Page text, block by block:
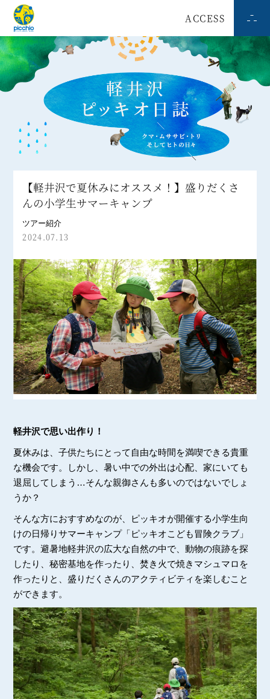
ACCESS
【軽井沢で夏休みにオススメ！】盛りだくさ
んの小学生サマーキャンプ
ツアー紹介
2024.07.13
軽井沢で思い出作り！
夏休みは、子供たちにとって自由な時間を満喫できる貴重
な機会です。しかし、暑い中での外出は心配、家にいても
退屈してしまう…そんな親御さんも多いのではないでしょ
うか？
そんな方におすすめなのが、ピッキオが開催する小学生向
けの日帰りサマーキャンプ「ピッキオこども冒険クラブ」
です。避暑地軽井沢の広大な自然の中で、動物の痕跡を探
したり、秘密基地を作ったり、焚き火で焼きマシュマロを
作ったりと、盛りだくさんのアクティビティを楽しむこと
ができます。